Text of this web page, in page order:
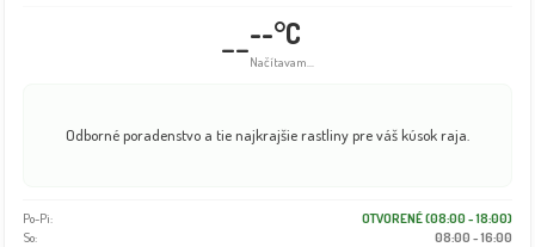
----°C
Načítavam...
Odborné poradenstvo a tie najkrajšie rastliny pre váš kúsok raja.
Po-Pi:
OTVORENÉ (08:00 - 18:00)
So:
08:00 - 16:00